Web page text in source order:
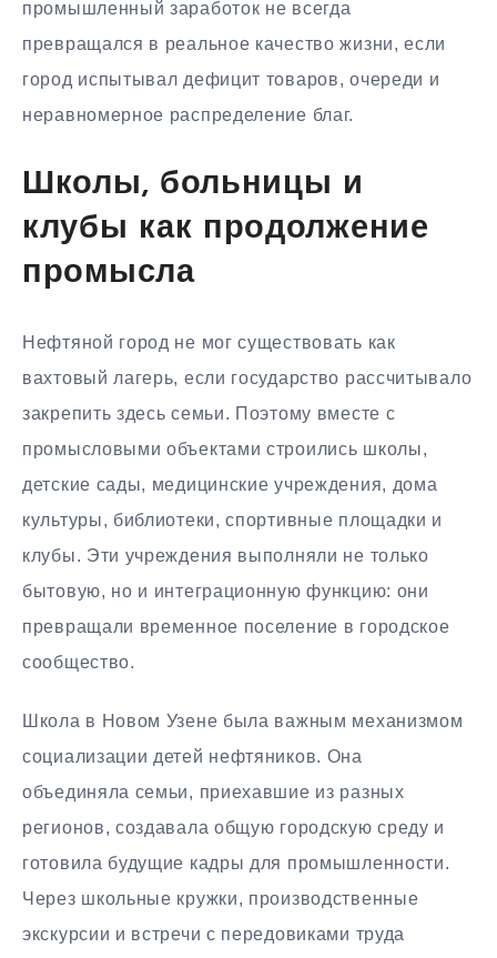
промышленный заработок не всегда
превращался в реальное качество жизни, если
город испытывал дефицит товаров, очереди и
неравномерное распределение благ.
Школы, больницы и
клубы как продолжение
промысла
Нефтяной город не мог существовать как
вахтовый лагерь, если государство рассчитывало
закрепить здесь семьи. Поэтому вместе с
промысловыми объектами строились школы,
детские сады, медицинские учреждения, дома
культуры, библиотеки, спортивные площадки и
клубы. Эти учреждения выполняли не только
бытовую, но и интеграционную функцию: они
превращали временное поселение в городское
сообщество.
Школа в Новом Узене была важным механизмом
социализации детей нефтяников. Она
объединяла семьи, приехавшие из разных
регионов, создавала общую городскую среду и
готовила будущие кадры для промышленности.
Через школьные кружки, производственные
экскурсии и встречи с передовиками труда